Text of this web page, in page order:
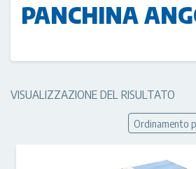
PANCHINA
VISUALIZZAZIONE DEL RISULTATO